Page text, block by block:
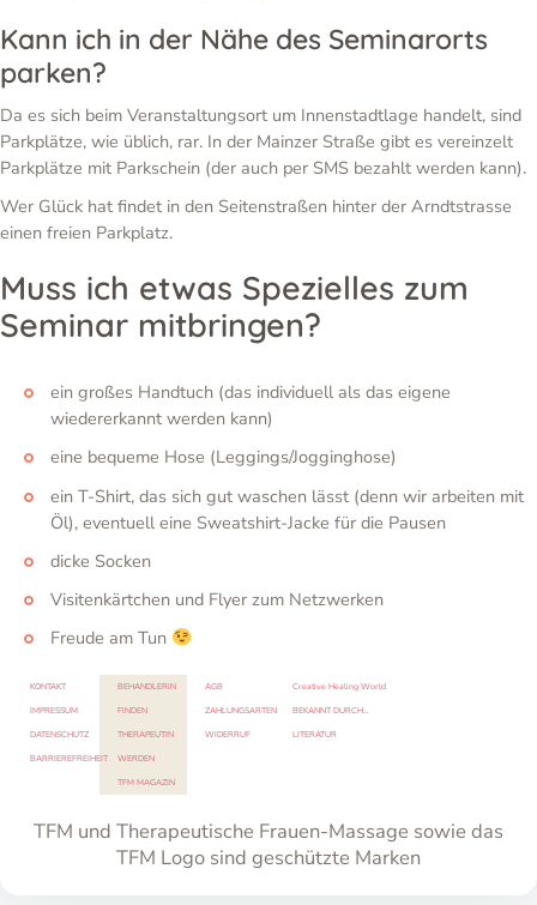
Kann ich in der Nähe des Seminarorts
parken?
Da es sich beim Veranstaltungsort um Innenstadtlage handelt, sind
Parkplätze, wie üblich, rar. In der Mainzer Straße gibt es vereinzelt
Parkplätze mit Parkschein (der auch per SMS bezahlt werden kann).
Wer Glück hat findet in den Seitenstraßen hinter der Arndtstrasse
einen freien Parkplatz.
Muss ich etwas Spezielles zum
Seminar mitbringen?
ein großes Handtuch (das individuell als das eigene
wiedererkannt werden kann)
eine bequeme Hose (Leggings/Jogginghose)
ein T-Shirt, das sich gut waschen lässt (denn wir arbeiten mit
Öl), eventuell eine Sweatshirt-Jacke für die Pausen
dicke Socken
Visitenkärtchen und Flyer zum Netzwerken
Freude am Tun
KONTAKT
IMPRESSUM
DATENSCHUTZ
BARRIEREFREIHEIT
BEHANDLERIN
FINDEN
THERAPEUTIN
WERDEN
TFM MAGAZIN
Creative Healing World
BEKANNT DURCH…
LITERATUR
AGB
ZAHLUNGSARTEN
WIDERRUF
TFM und Therapeutische Frauen-Massage sowie das
TFM Logo sind geschützte Marken